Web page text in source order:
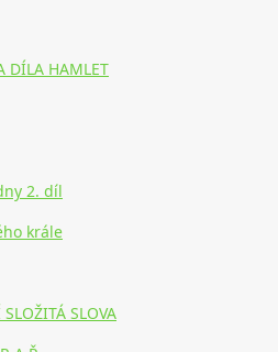
DÍLA HAMLET
2. díl
krále
SLOVA